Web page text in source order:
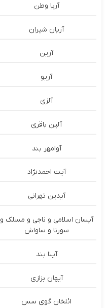
آریا وطن
آریان شیران
آرین
آریو
آلزی
آلین باقری
آوامهر بند
آیت احمدنژاد
آیدین تهرانی
آیسان اسلامی و ناجی و مسلک و
سورنا و ساواش
آینا بند
آیهان بزازی
ائلخان گوی سس